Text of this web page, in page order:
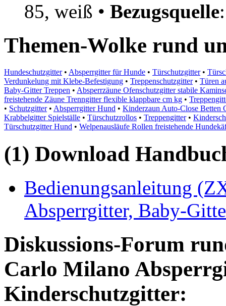
85, weiß • Bezugsquelle
Themen-Wolke rund
Hundeschutzgitter• Absperrgitter für Hunde • Türschutzgitter•
Verdunkelung mit Klebe-Befestigung • Treppenschutzgitter• Türen
Baby-Gitter Treppen • Absperrzäune Ofenschutzgitter stabile
freistehende Zäune Trenngitter flexible klappbare cm kg •
• Schutzgitter• Absperrgitter Hund • Kinderzaun Auto-Close Betten
Krabbelgitter Spielställe • Türschutzrollos • Treppengitter•
Türschutzgitter Hund • Welpenausläufe Rollen freistehende
(1) Download
Bedienungsanleitung
Absperrgitter, Baby-
Diskussions-Forum
Carlo Milano
Kinderschutzgitter: